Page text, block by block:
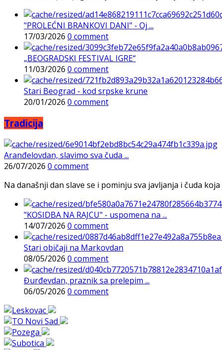
"PROLEĆNI BRANKOVI DANI" - Oj ...
17/03/2026 0 comment
„BEOGRADSKI FESTIVAL IGRE“
11/03/2026 0 comment
Stari Beograd - kod srpske krune
20/01/2026 0 comment
Tradicija
Aranđelovdan, slavimo sva čuda ...
26/07/2026 0 comment
Na današnji dan slave se i pominju sva javljanja i čuda
"KOSIDBA NA RAJCU" - uspomena na ...
14/07/2026 0 comment
Stari običaji na Markovdan
08/05/2026 0 comment
Đurđevdan, praznik sa prelepim ...
06/05/2026 0 comment